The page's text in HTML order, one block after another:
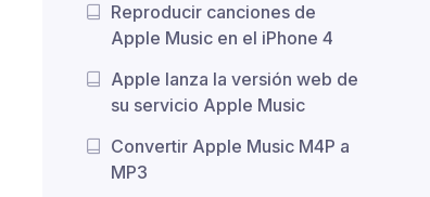
Reproducir canciones de
Apple Music en el iPhone 4
Apple lanza la versión web de
su servicio Apple Music
Convertir Apple Music M4P a
MP3